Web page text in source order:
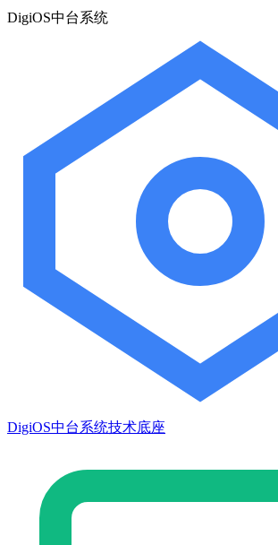
DigiOS中台系统
DigiOS中台系统技术底座